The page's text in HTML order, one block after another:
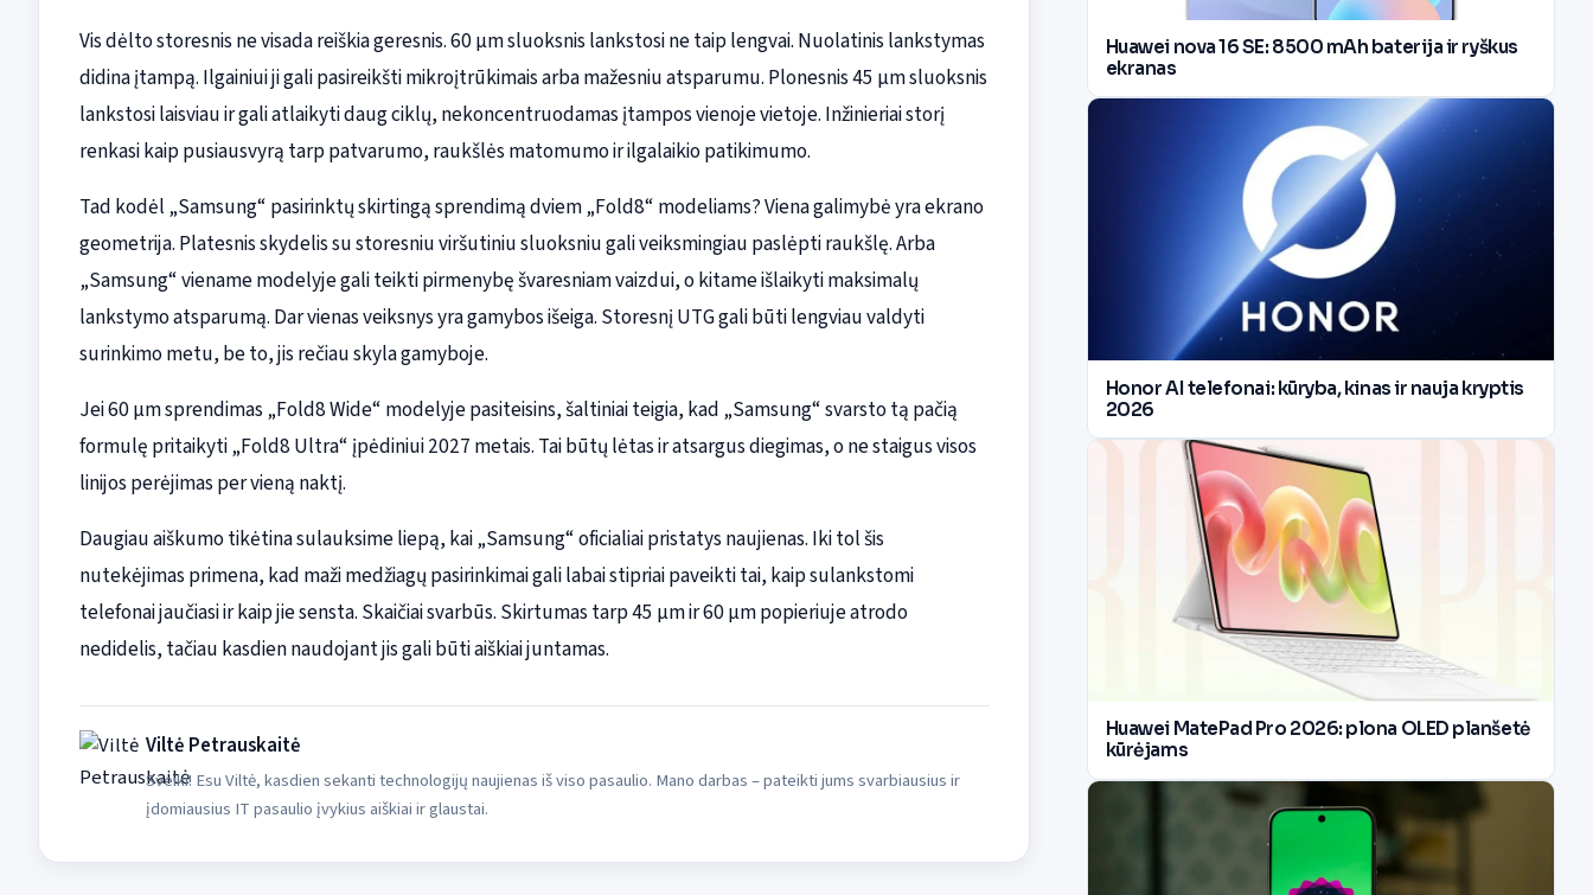
Vis dėlto storesnis ne visada reiškia geresnis. 60 µm sluoksnis lankstosi ne taip lengvai. Nuolatinis lankstymas
didina įtampą. Ilgainiui ji gali pasireikšti mikroįtrūkimais arba mažesniu atsparumu. Plonesnis 45 µm sluoksnis
lankstosi laisviau ir gali atlaikyti daug ciklų, nekoncentruodamas įtampos vienoje vietoje. Inžinieriai storį
renkasi kaip pusiausvyrą tarp patvarumo, raukšlės matomumo ir ilgalaikio patikimumo.
Tad kodėl „Samsung“ pasirinktų skirtingą sprendimą dviem „Fold8“ modeliams? Viena galimybė yra ekrano
geometrija. Platesnis skydelis su storesniu viršutiniu sluoksniu gali veiksmingiau paslėpti raukšlę. Arba
„Samsung“ viename modelyje gali teikti pirmenybę švaresniam vaizdui, o kitame išlaikyti maksimalų
lankstymo atsparumą. Dar vienas veiksnys yra gamybos išeiga. Storesnį UTG gali būti lengviau valdyti
surinkimo metu, be to, jis rečiau skyla gamyboje.
Jei 60 µm sprendimas „Fold8 Wide“ modelyje pasiteisins, šaltiniai teigia, kad „Samsung“ svarsto tą pačią
formulę pritaikyti „Fold8 Ultra“ įpėdiniui 2027 metais. Tai būtų lėtas ir atsargus diegimas, o ne staigus visos
linijos perėjimas per vieną naktį.
Daugiau aiškumo tikėtina sulauksime liepą, kai „Samsung“ oficialiai pristatys naujienas. Iki tol šis
nutekėjimas primena, kad maži medžiagų pasirinkimai gali labai stipriai paveikti tai, kaip sulankstomi
telefonai jaučiasi ir kaip jie sensta. Skaičiai svarbūs. Skirtumas tarp 45 µm ir 60 µm popieriuje atrodo
nedidelis, tačiau kasdien naudojant jis gali būti aiškiai juntamas.
Viltė Petrauskaitė
Sveiki! Esu Viltė, kasdien sekanti technologijų naujienas iš viso pasaulio. Mano darbas – pateikti jums svarbiausius ir
įdomiausius IT pasaulio įvykius aiškiai ir glaustai.
Huawei nova 16 SE: 8500 mAh baterija ir ryškus
ekranas
Honor AI telefonai: kūryba, kinas ir nauja kryptis
2026
Huawei MatePad Pro 2026: plona OLED planšetė
kūrėjams